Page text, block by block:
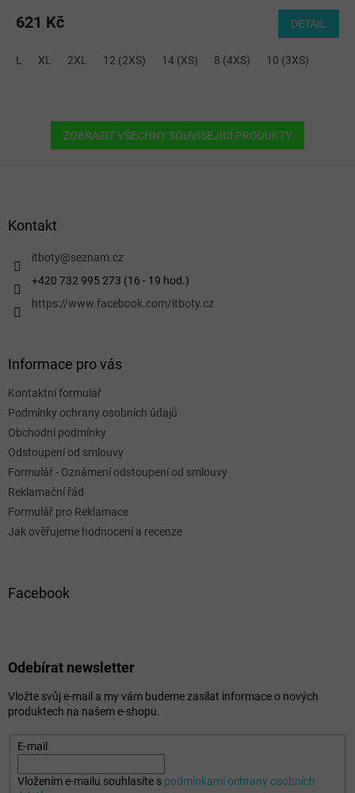
621 Kč DETAIL
L XL 2XL 12 (2XS) 14 (XS) 8 (4XS) 10 (3XS)
ZOBRAZIT VŠECHNY SOUVISEJÍCÍ PRODUKTY
Kontakt
itboty@seznam.cz
+420 732 995 273 (16 - 19 hod.)
https://www.facebook.com/itboty.cz
Informace pro vás
Kontaktní formulář
Podmínky ochrany osobních údajů
Obchodní podmínky
Odstoupení od smlouvy
Formulář - Oznámení odstoupení od smlouvy
Reklamační řád
Formulář pro Reklamace
Jak ověřujeme hodnocení a recenze
Facebook
Odebírat newsletter
Vložte svůj e-mail a my vám budeme zasílat informace o nových
produktech na našem e-shopu.
E-mail
Vložením e-mailu souhlasíte s podmínkami ochrany osobních